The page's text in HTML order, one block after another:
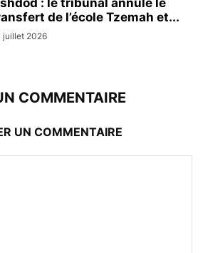
: le tribunal annule le
de l’école Tzemah et...
juillet 2026
COMMENTAIRE
UN COMMENTAIRE